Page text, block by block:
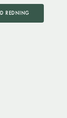
REDNING